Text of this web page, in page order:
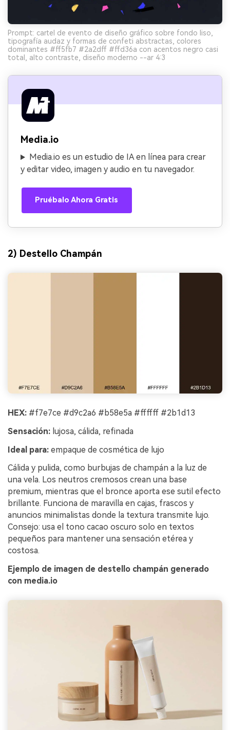
Prompt: cartel de evento de diseño gráfico sobre fondo liso,
tipografía audaz y formas de confeti abstractas, colores
dominantes #ff5fb7 #2a2dff #ffd36a con acentos negro casi
total, alto contraste, diseño moderno --ar 4:3
Media.io
Media.io es un estudio de IA en línea para crear
y editar video, imagen y audio en tu navegador.
Pruébalo Ahora Gratis
2) Destello Champán
HEX: #f7e7ce #d9c2a6 #b58e5a #ffffff #2b1d13
Sensación: lujosa, cálida, refinada
Ideal para: empaque de cosmética de lujo
Cálida y pulida, como burbujas de champán a la luz de
una vela. Los neutros cremosos crean una base
premium, mientras que el bronce aporta ese sutil efecto
brillante. Funciona de maravilla en cajas, frascos y
anuncios minimalistas donde la textura transmite lujo.
Consejo: usa el tono cacao oscuro solo en textos
pequeños para mantener una sensación etérea y
costosa.
Ejemplo de imagen de destello champán generado
con media.io